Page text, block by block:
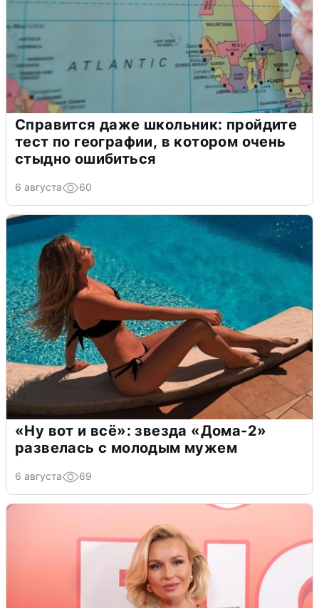
Справится даже школьник: пройдите
тест по географии, в котором очень
стыдно ошибиться
6 августа 60
«Ну вот и всё»: звезда «Дома-2»
развелась с молодым мужем
6 августа 69